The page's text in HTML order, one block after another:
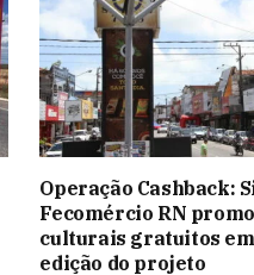
Operação Cashback:
Fecomércio RN
culturais gratuitos
edição do projeto